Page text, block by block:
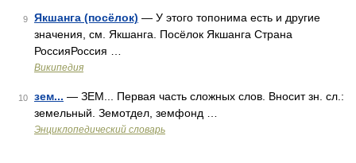
9 Якшанга (посёлок) — У этого топонима есть и другие
значения, см. Якшанга. Посёлок Якшанга Страна
РоссияРоссия …
Википедия
10 зем... — ЗЕМ... Первая часть сложных слов. Вносит зн. сл.:
земельный. Земотдел, земфонд …
Энциклопедический словарь